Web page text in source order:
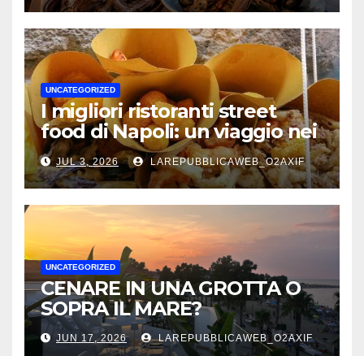
UNCATEGORIZED
I migliori ristoranti street
food di Napoli: un viaggio nei
sapori autentici della città
JUL 3, 2026 LAREPUBBLICAWEB_O2AXIF
UNCATEGORIZED
CENARE IN UNA GROTTA O
SOPRA IL MARE?
JUN 17, 2026 LAREPUBBLICAWEB_O2AXIF